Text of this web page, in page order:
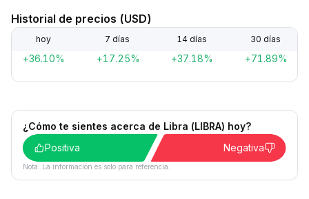
Historial de precios (USD)
hoy 7 días 14 días 30 días
+36.10% +17.25% +37.18% +71.89%
¿Cómo te sientes acerca de Libra (LIBRA) hoy?
Positiva
Negativa
Nota: La información es solo para referencia.